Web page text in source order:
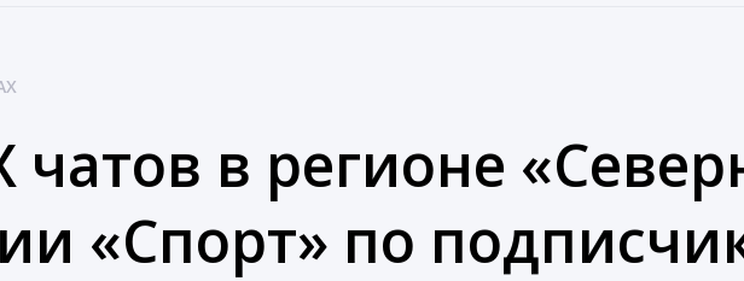
чатов в регионе
«Спорт» по